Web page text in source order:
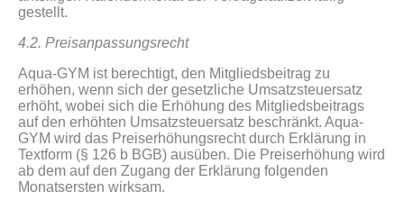
gestellt.
4.2. Preisanpassungsrecht
Aqua-GYM ist berechtigt, den Mitgliedsbeitrag zu
erhöhen, wenn sich der gesetzliche Umsatzsteuersatz
erhöht, wobei sich die Erhöhung des Mitgliedsbeitrags
auf den erhöhten Umsatzsteuersatz beschränkt. Aqua-
GYM wird das Preiserhöhungsrecht durch Erklärung in
Textform (§ 126 b BGB) ausüben. Die Preiserhöhung wird
ab dem auf den Zugang der Erklärung folgenden
Monatsersten wirksam.